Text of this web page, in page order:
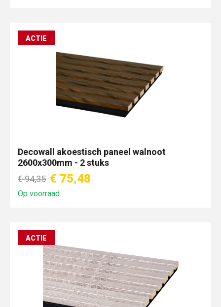
ACTIE
Decowall akoestisch paneel walnoot
2600x300mm - 2 stuks
€ 94,35 € 75,48
Op voorraad
ACTIE